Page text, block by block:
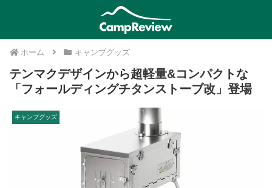
ホーム キャンプグッズ
テンマクデザインから超軽量&コンパクトな
「フォールディングチタンストーブ改」登場
キャンプグッズ